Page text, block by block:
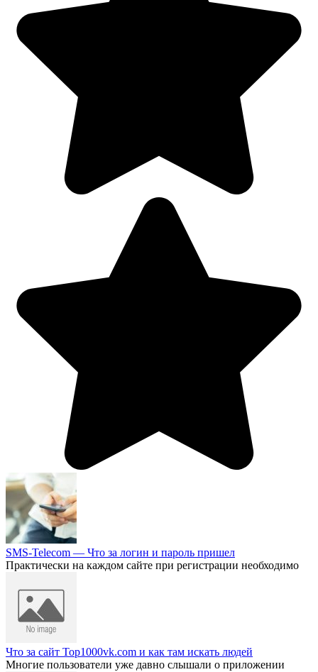
SMS-Telecom — Что за логин и пароль пришел
Практически на каждом сайте при регистрации необходимо
Что за сайт Top1000vk.com и как там искать людей
Многие пользователи уже давно слышали о приложении